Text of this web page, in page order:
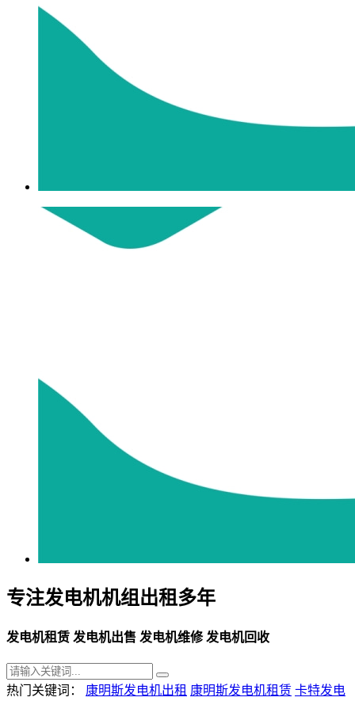
专注发电机机组出租多年
发电机租赁 发电机出售 发电机维修 发电机回收
热门关键词： 康明斯发电机出租 康明斯发电机租赁 卡特发电